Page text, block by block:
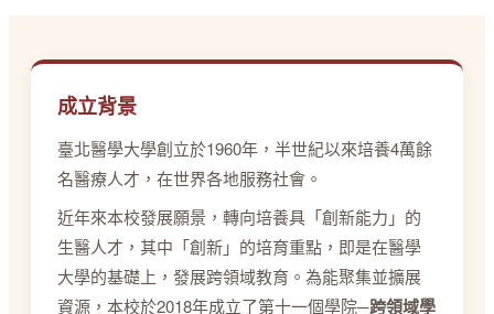
成立背景
臺北醫學大學創立於1960年，半世紀以來培養4萬餘
名醫療人才，在世界各地服務社會。
近年來本校發展願景，轉向培養具「創新能力」的
生醫人才，其中「創新」的培育重點，即是在醫學
大學的基礎上，發展跨領域教育。為能聚集並擴展
資源，本校於2018年成立了第十一個學院─跨領域學